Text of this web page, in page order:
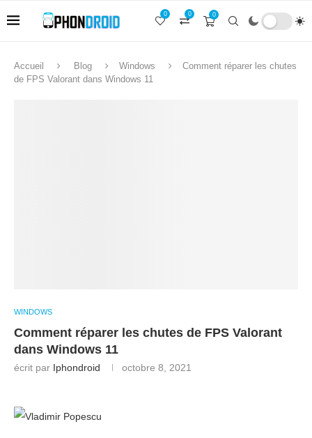
0
0
0
Accueil Blog Windows
Comment réparer les chutes
de FPS Valorant dans Windows 11
WINDOWS
Comment réparer les chutes de FPS Valorant
dans Windows 11
écrit par Iphondroid octobre 8, 2021